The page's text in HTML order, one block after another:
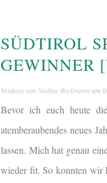
SÜDTIROL
GEWINNER
Verfasst von Nadine Beckmann am
Bevor ich euch heute
atemberaubendes neues
lassen. Mich hat genau
wieder fit. So konnten wir